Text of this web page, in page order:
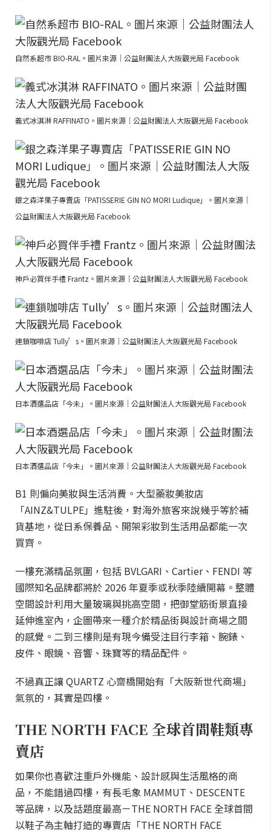
自然系超市 BIO-RAL。圖片來源｜公益財團法人大阪觀光局 Facebook
義式冰淇淋 RAFFINATO。圖片來源｜公益財團法人大阪觀光局 Facebook
銀之森洋果子專賣店「PATISSERIE GIN NO MORI Ludique」。圖片來源｜
公益財團法人大阪觀光局 Facebook
神戶必買伴手禮 Frantz。圖片來源｜公益財團法人大阪觀光局 Facebook
連鎖咖啡店 Tully’s。圖片來源｜公益財團法人大阪觀光局 Facebook
日本酒選品店「今未」。圖片來源｜公益財團法人大阪觀光局 Facebook
日本酒選品店「今未」。圖片來源｜公益財團法人大阪觀光局 Facebook
B1 則偏向美妝與生活消費。大型藥妝美妝店
「AINZ&TULPE」進駐後，對海外旅客來說幾乎等於補
貨基地，從日系保養品、開架彩妝到生活用品都能一次
買齊。
一樓充滿精品氛圍，包括 BVLGARI、Cartier、FENDI 等
國際知名品牌都將於 2026 年夏季或秋季陸續開幕。整體
空間設計利用大量玻璃與挑高空間，把御堂筋街景直接
延伸進室內，企圖帶來一種介於精品街與設計商場之間
的感覺。二到三樓則是有現今備受注目行李箱、腕錶、
皮件、眼鏡、音響、珠寶等的精品配件。
不過真正讓 QUARTZ 心齋橋開始有「大阪新世代商場」
氣氛的，其實是四樓。
THE NORTH FACE 全球首間鞋類專
賣店
如果你也喜歡注重戶外機能、設計感與生活風格的商
品，不能錯過四樓，有長毛象 MAMMUT、DESCENTE
等品牌，以及話題度最高－THE NORTH FACE 全球首間
以鞋子為主軸打造的專賣店「THE NORTH FACE